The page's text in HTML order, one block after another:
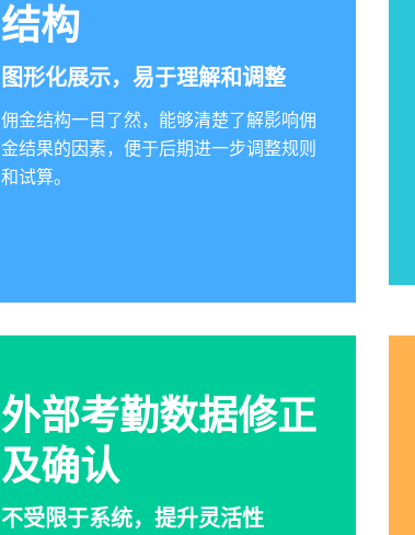
结构
图形化展示，易于理解和调整
佣金结构一目了然，能够清楚了解影响佣
金结果的因素，便于后期进一步调整规则
和试算。
外部考勤数据修正
及确认
不受限于系统，提升灵活性